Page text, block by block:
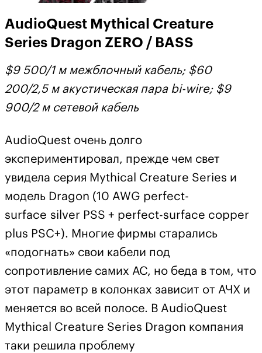
AudioQuest Mythical Creature
Series Dragon ZERO / BASS
$9 500/1 м межблочный кабель; $60
200/2,5 м акустическая пара bi-wire; $9
900/2 м сетевой кабель
AudioQuest очень долго
экспериментировал, прежде чем свет
увидела серия Mythical Creature Series и
модель Dragon (10 AWG perfect-
surface silver PSS + perfect-surface copper
plus PSC+). Многие фирмы старались
«подогнать» свои кабели под
сопротивление самих АС, но беда в том, что
этот параметр в колонках зависит от АЧХ и
меняется во всей полосе. В AudioQuest
Mythical Creature Series Dragon компания
таки решила проблему